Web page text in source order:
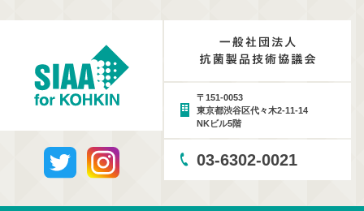
〒151-0053
東京都渋谷区代々木2-11-14
NKビル5階
03-6302-0021